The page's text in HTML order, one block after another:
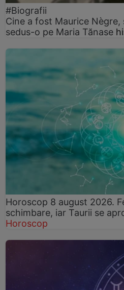
#Biografii
Cine a fost Maurice
sedus-o pe Maria Tănase
Horoscop 8 august 2026.
schimbare, iar Taurii se
Horoscop